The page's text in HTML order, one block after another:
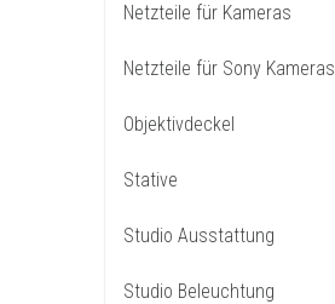
Netzteile für Kameras
Netzteile für Sony Kameras
Objektivdeckel
Stative
Studio Ausstattung
Studio Beleuchtung